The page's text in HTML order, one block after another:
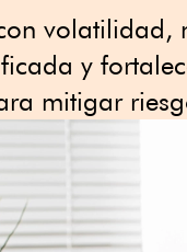
volatilidad,
y
mitigar